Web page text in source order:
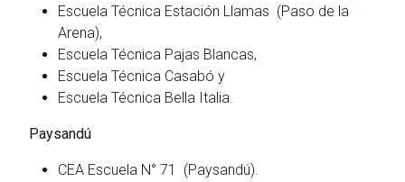
Escuela Técnica Estación Llamas (Paso de la
Arena),
Escuela Técnica Pajas Blancas,
Escuela Técnica Casabó y
Escuela Técnica Bella Italia.
Paysandú
CEA Escuela N° 71 (Paysandú).